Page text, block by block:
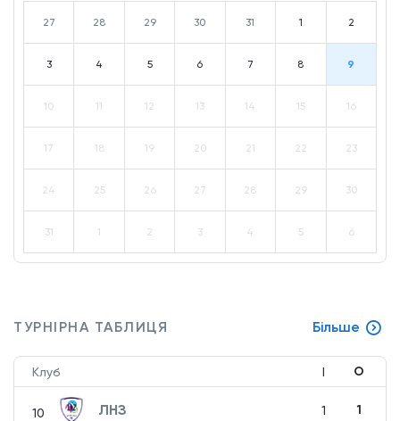
27 28 29 30 31 1 2
3 4 5 6 7 8 9
10 11 12 13 14 15 16
17 18 19 20 21 22 23
24 25 26 27 28 29 30
31 1 2 3 4 5 6
ТУРНІРНА ТАБЛИЦЯ Більше
Клуб І О
10 ЛНЗ 1 1